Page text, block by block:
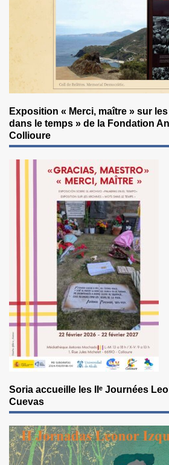
Exposition « Merci, maître » sur
dans le temps » de la Fondation
Collioure
Soria accueille les IIᵉ Journées
Cuevas